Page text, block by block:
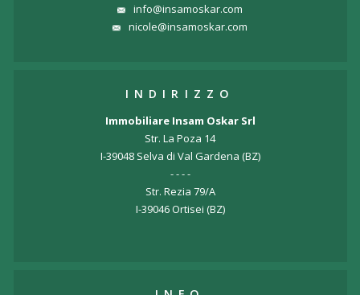
info@insamoskar.com
nicole@insamoskar.com
INDIRIZZO
Immobiliare Insam Oskar Srl
Str. La Poza 14
I-39048 Selva di Val Gardena (BZ)
- - - -
Str. Rezia 79/A
I-39046 Ortisei (BZ)